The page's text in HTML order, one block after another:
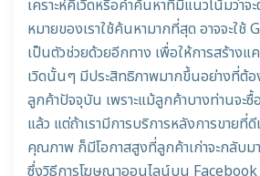
เคราะห์คีเวิดหรือคำค้นหาที่มีแนวโน้มว่า
หมายของเราใช้ค้นหามากที่สุด อาจจะใช้
เป็นตัวช่วยด้วยอีกทาง เพื่อให้การสร้า
เวิดนั้นๆ มีประสิทธิภาพมากขึ้นอย่างที่ต้อ
ลูกค้าปัจจุบัน เพราะแม้ลูกค้าบางท่านจะซื้
แล้ว แต่ถ้าเรามีการบริการหลังการขายที่
คุณภาพ ก็มีโอกาสสูงที่ลูกค้าเก่าจะกลับม
ซึ่งวิธีการโฆษณาออนไลน์บน